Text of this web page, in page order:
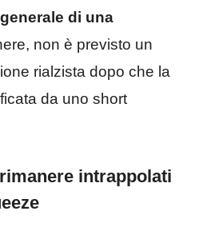
di una
non è previsto un
rialzista dopo che la
da uno short
intrappolati